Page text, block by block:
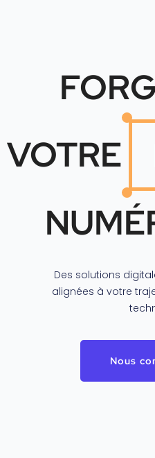
VOTRE
Des solutions
alignées à votre
Nous